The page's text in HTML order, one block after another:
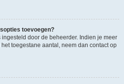
toevoegen?
door de beheerder. Indien je meer
toegestane aantal, neem dan contact op